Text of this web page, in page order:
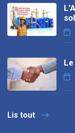
Lis tout